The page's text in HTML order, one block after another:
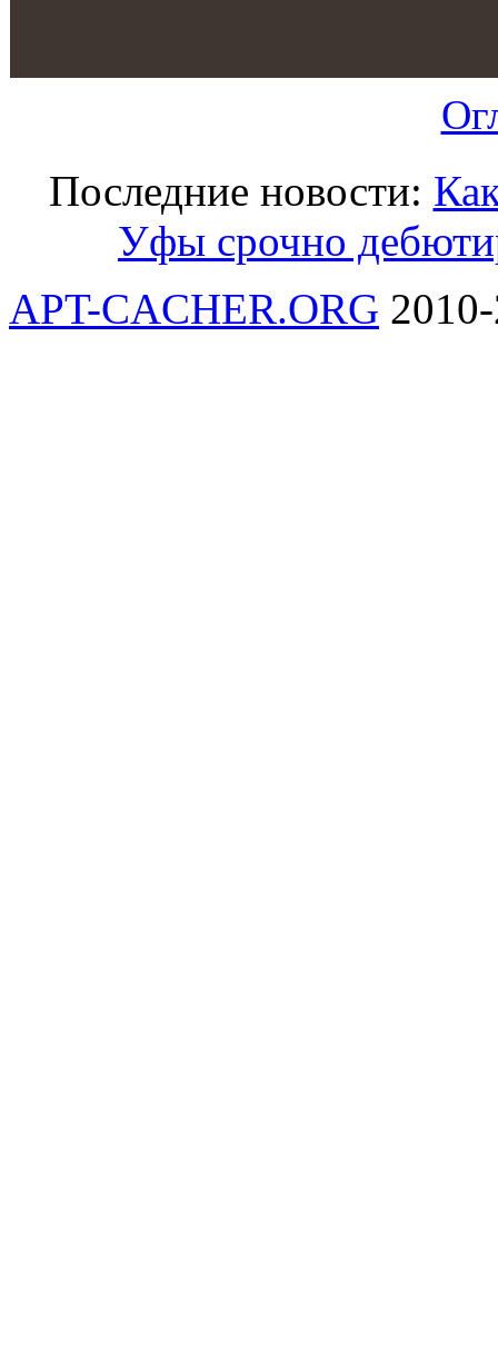
Последние новости:
Уфы срочно
APT-CACHER.ORG